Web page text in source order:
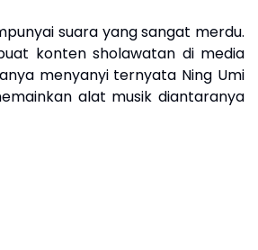
suara yang sangat merdu.
konten sholawatan di media
menyanyi ternyata Ning Umi
alat musik diantaranya